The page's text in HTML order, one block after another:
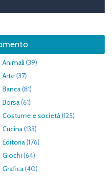
Animali (39)
Arte(37)
Banca(81)
Borsa(61)
Costume e società(125)
Cucina(133)
Editoria(176)
Giochi (64)
Grafica(40)